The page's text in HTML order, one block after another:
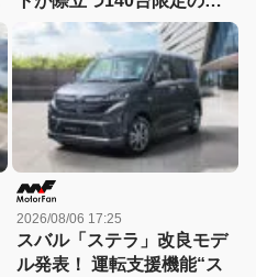
「スポルト スペチアーレ」
が登場！
2026/08/06 17:25
スバル「ステラ」改良モデ
ル発表！ 運転支援機能“ス